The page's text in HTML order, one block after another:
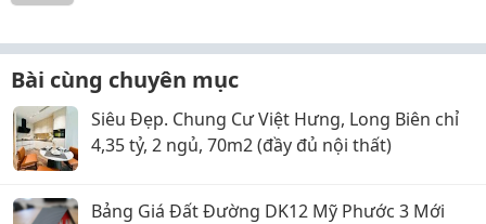
Bài cùng chuyên mục
Siêu Đẹp. Chung Cư Việt Hưng, Long Biên chỉ
4,35 tỷ, 2 ngủ, 70m2 (đầy đủ nội thất)
Bảng Giá Đất Đường DK12 Mỹ Phước 3 Mới